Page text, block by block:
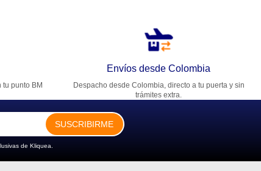
punto BM
Envíos desde Colombia
Despacho desde Colombia, directo a tu puerta y sin
trámites extra.
SUSCRIBIRME
de Kliquea.